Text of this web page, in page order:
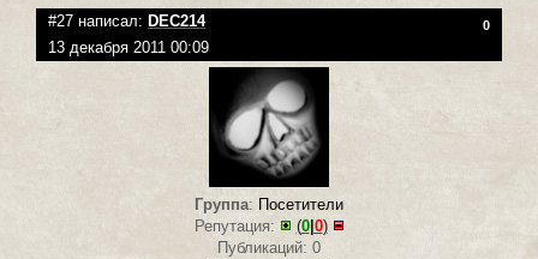
#27 написал: DEC214 0
13 декабря 2011 00:09
Группа: Посетители
Репутация:
(0| 0)
Публикаций: 0